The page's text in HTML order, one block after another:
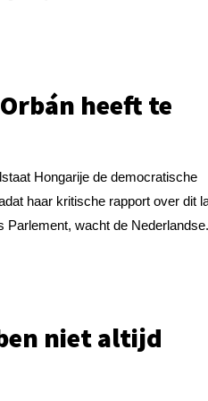
heeft te
Hongarije de democratische
haar kritische rapport over dit
Parlement, wacht de
niet altijd